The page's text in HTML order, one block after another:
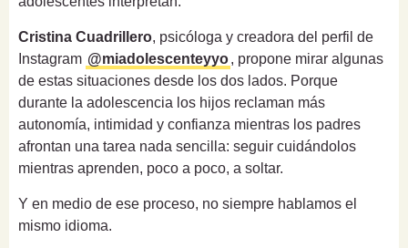
Cristina Cuadrillero, psicóloga y creadora del perfil de
Instagram @miadolescenteyyo, propone mirar algunas
de estas situaciones desde los dos lados. Porque
durante la adolescencia los hijos reclaman más
autonomía, intimidad y confianza mientras los padres
afrontan una tarea nada sencilla: seguir cuidándolos
mientras aprenden, poco a poco, a soltar.
Y en medio de ese proceso, no siempre hablamos el
mismo idioma.